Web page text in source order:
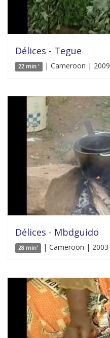
Délices - Tegue
22 min ' | Cameroon | 2009
Délices - Mbdguido
28 min' | Cameroon | 2003